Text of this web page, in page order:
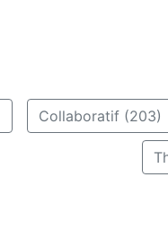
Collaboratif (203)